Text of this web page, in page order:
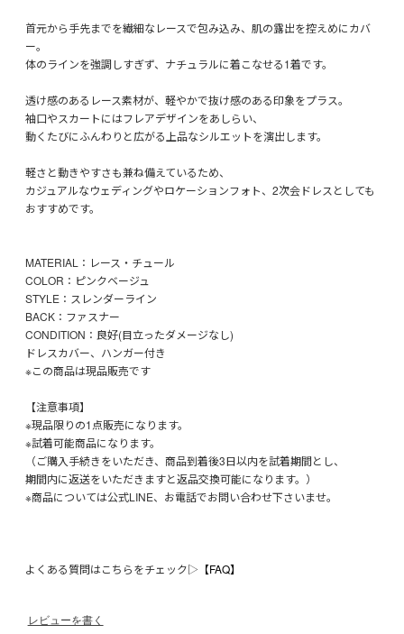
首元から手先までを繊細なレースで包み込み、肌の露出を控えめにカバ
ー。
体のラインを強調しすぎず、ナチュラルに着こなせる1着です。
透け感のあるレース素材が、軽やかで抜け感のある印象をプラス。
袖口やスカートにはフレアデザインをあしらい、
動くたびにふんわりと広がる上品なシルエットを演出します。
軽さと動きやすさも兼ね備えているため、
カジュアルなウェディングやロケーションフォト、2次会ドレスとしても
おすすめです。
MATERIAL：レース・チュール
COLOR：ピンクベージュ
STYLE：スレンダーライン
BACK：ファスナー
CONDITION：良好(目立ったダメージなし)
ドレスカバー、ハンガー付き
※この商品は現品販売です
【注意事項】
※現品限りの1点販売になります。
※試着可能商品になります。
（ご購入手続きをいただき、商品到着後3日以内を試着期間とし、
期間内に返送をいただきますと返品交換可能になります。）
※商品については公式LINE、お電話でお問い合わせ下さいませ。
よくある質問はこちらをチェック▷ 【FAQ】
レビューを書く